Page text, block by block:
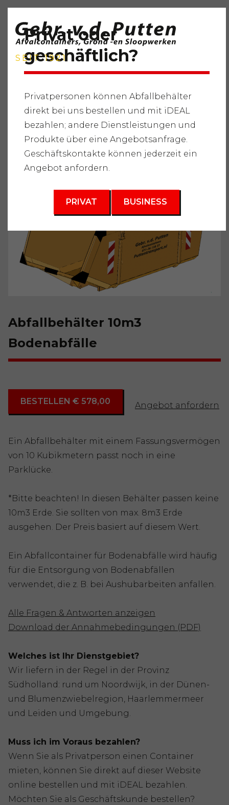
SEIT 1921
Startseite " Dienstleistungen " Abfallbehälter "
Gemahlener Abfall
" Abfallbehälter 10m3
8* m3
Abfallbehälter 10m3
Bodenabfälle
BESTELLEN € 578,00 Angebot anfordern
Ein Abfallbehälter mit einem Fassungsvermögen
von 10 Kubikmetern passt noch in eine
Parklücke.
*Bitte beachten! In diesen Behälter passen keine
10m3 Erde. Sie sollten von max. 8m3 Erde
ausgehen. Der Preis basiert auf diesem Wert.
Ein Abfallcontainer für Bodenabfälle wird häufig
für die Entsorgung von Bodenabfällen
verwendet, die z. B. bei Aushubarbeiten anfallen.
Alle Fragen & Antworten anzeigen
Download der Annahmebedingungen (PDF)
Welches ist Ihr Dienstgebiet?
Wir liefern in der Regel in der Provinz
Südholland: rund um Noordwijk, in der Dünen-
und Blumenzwiebelregion, Haarlemmermeer
und Leiden und Umgebung.
Muss ich im Voraus bezahlen?
Wenn Sie als Privatperson einen Container
mieten, können Sie direkt auf dieser Website
online bestellen und mit iDEAL bezahlen.
Möchten Sie als Geschäftskunde bestellen?
Privat oder
geschäftlich?
Privatpersonen können Abfallbehälter
direkt bei uns bestellen und mit iDEAL
bezahlen; andere Dienstleistungen und
Produkte über eine Angebotsanfrage.
Geschäftskontakte können jederzeit ein
Angebot anfordern.
PRIVAT BUSINESS